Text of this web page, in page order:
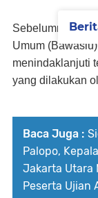
Sebelumnya
Umum
menindaklanjuti
yang dilakukan
Baca Juga :
Palopo,
Jakarta Utara
Peserta Ujian